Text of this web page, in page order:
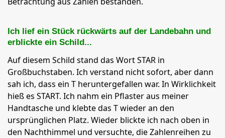
Ich lief ein Stück rückwärts auf der Landebahn und
erblickte ein Schild...
Auf diesem Schild stand das Wort STAR in
Großbuchstaben. Ich verstand nicht sofort, aber dann
sah ich, dass ein T heruntergefallen war. In Wirklichkeit
hieß es START. Ich nahm ein Pflaster aus meiner
Handtasche und klebte das T wieder an den
ursprünglichen Platz. Wieder blickte ich nach oben in
den Nachthimmel und versuchte, die Zahlenreihen zu